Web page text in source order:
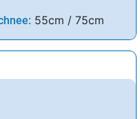
55cm / 75cm